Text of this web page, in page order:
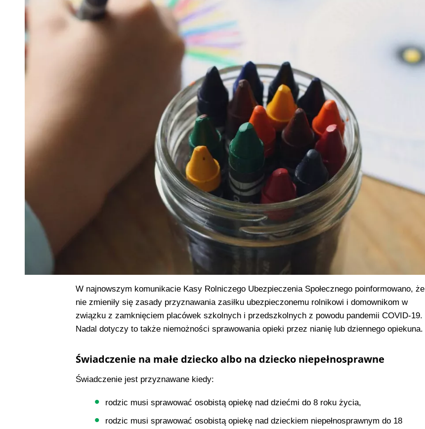
W najnowszym komunikacie Kasy Rolniczego Ubezpieczenia Społecznego poinformowano, że
nie zmieniły się zasady przyznawania zasiłku ubezpieczonemu rolnikowi i domownikom w
związku z zamknięciem placówek szkolnych i przedszkolnych z powodu pandemii COVID-19.
Nadal dotyczy to także niemożności sprawowania opieki przez nianię lub dziennego opiekuna.
Świadczenie na małe dziecko albo na dziecko niepełnosprawne
Świadczenie jest przyznawane kiedy:
rodzic musi sprawować osobistą opiekę nad dziećmi do 8 roku życia,
rodzic musi sprawować osobistą opiekę nad dzieckiem niepełnosprawnym do 18